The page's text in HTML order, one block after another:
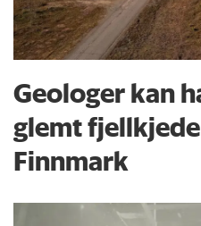
Geologer kan
glemt
Finnmark